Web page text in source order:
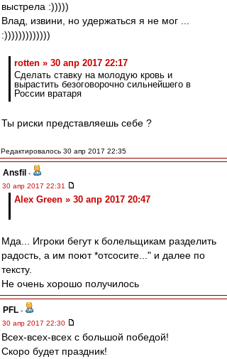
выстрела :)))))
Влад, извини, но удержаться я не мог ...
:)))))))))))))
rotten » 30 апр 2017 22:17
Сделать ставку на молодую кровь и
вырастить безоговорочно сильнейшего в
России вратаря
Ты риски представляешь себе ?
Редактировалось 30 апр 2017 22:35
Ansfil -
30 апр 2017 22:31
Alex Green » 30 апр 2017 20:47
Мда... Игроки бегут к болельщикам разделить
радость, а им поют *отсосите..." и далее по
тексту.
Не очень хорошо получилось
PFL -
30 апр 2017 22:30
Всех-всех-всех с большой победой!
Скоро будет праздник!